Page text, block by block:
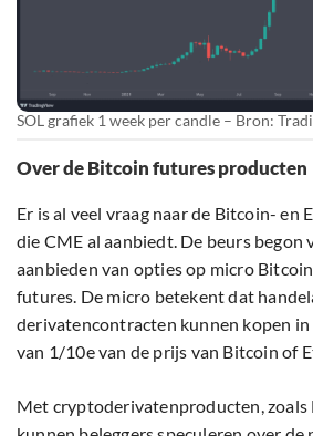
SOL grafiek 1 week per candle – Bron:
Over de Bitcoin futures producten
Er is al veel vraag naar de Bitcoin- en
die CME al aanbiedt. De beurs begon
aanbieden van opties op micro
futures. De micro betekent dat
derivatencontracten kunnen kopen
van 1/10e van de prijs van Bitcoin of
Met cryptoderivatenproducten,